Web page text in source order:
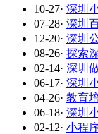
10-27· 深圳
07-28· 深圳
12-20· 深圳
08-26· 探索
02-14· 深圳
06-17· 深圳
04-26· 教育
06-18· 深圳
02-12· 小程